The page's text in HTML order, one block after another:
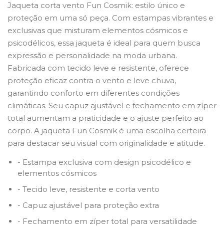
Jaqueta corta vento Fun Cosmik: estilo único e
proteção em uma só peça. Com estampas vibrantes e
exclusivas que misturam elementos cósmicos e
psicodélicos, essa jaqueta é ideal para quem busca
expressão e personalidade na moda urbana.
Fabricada com tecido leve e resistente, oferece
proteção eficaz contra o vento e leve chuva,
garantindo conforto em diferentes condições
climáticas. Seu capuz ajustável e fechamento em zíper
total aumentam a praticidade e o ajuste perfeito ao
corpo. A jaqueta Fun Cosmik é uma escolha certeira
para destacar seu visual com originalidade e atitude.
- Estampa exclusiva com design psicodélico e
elementos cósmicos
- Tecido leve, resistente e corta vento
- Capuz ajustável para proteção extra
- Fechamento em zíper total para versatilidade